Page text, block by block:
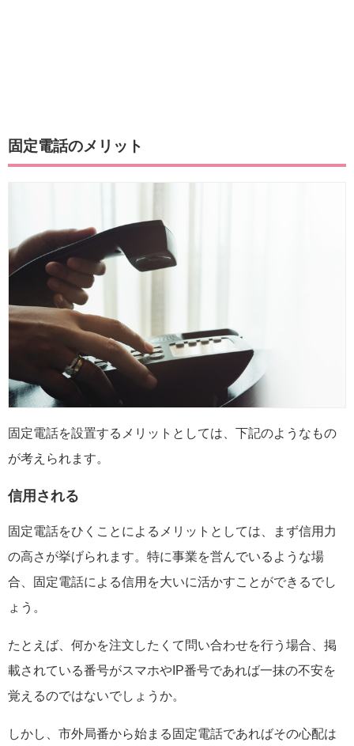
固定電話のメリット
固定電話を設置するメリットとしては、下記のようなもの
が考えられます。
信用される
固定電話をひくことによるメリットとしては、まず信用力
の高さが挙げられます。特に事業を営んでいるような場
合、固定電話による信用を大いに活かすことができるでし
ょう。
たとえば、何かを注文したくて問い合わせを行う場合、掲
載されている番号がスマホやIP番号であれば一抹の不安を
覚えるのではないでしょうか。
しかし、市外局番から始まる固定電話であればその心配は